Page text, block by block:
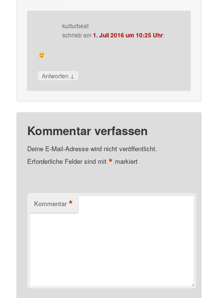
kulturbeat
schriebam1. Juli 2016 um 10:25 Uhr:
Antworten ↓
Kommentar verfassen
Deine E-Mail-Adresse wird nicht veröffentlicht.
Erforderliche Felder sind mit* markiert
Kommentar *